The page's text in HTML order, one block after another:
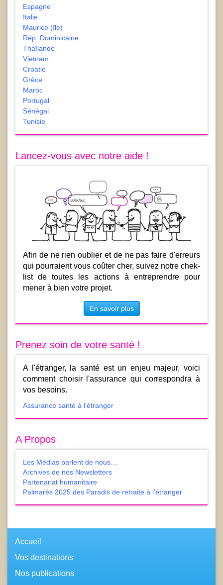
Prenez soin de votre santé !
A l'étranger, la santé est un enjeu majeur, voici
comment choisir l'assurance qui correspondra à
vos besoins.
Assurance santé à l’étranger
Espagne
Italie
Maurice (île)
Rép. Dominicaine
Thaïlande
Vietnam
Croatie
Grèce
Maroc
Portugal
Sénégal
Tunisie
Lancez-vous avec notre aide !
Afin de ne rien oublier et de ne pas faire d'erreurs
qui pourraient vous coûter cher, suivez notre chek-
list de toutes les actions à entreprendre pour
mener à bien votre projet.
En savoir plus
A Propos
Les Médias parlent de nous…
Archives de nos Newsletters
Partenariat humanitaire
Palmarès 2025 des Paradis de retraite à l’étranger
Accueil
Vos destinations
Nos publications